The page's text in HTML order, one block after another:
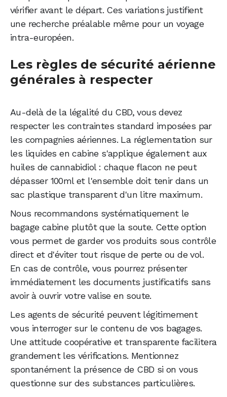
vérifier avant le départ. Ces variations justifient
une recherche préalable même pour un voyage
intra-européen.
Les règles de sécurité aérienne
générales à respecter
Au-delà de la légalité du CBD, vous devez
respecter les contraintes standard imposées par
les compagnies aériennes. La réglementation sur
les liquides en cabine s'applique également aux
huiles de cannabidiol : chaque flacon ne peut
dépasser 100ml et l'ensemble doit tenir dans un
sac plastique transparent d'un litre maximum.
Nous recommandons systématiquement le
bagage cabine plutôt que la soute. Cette option
vous permet de garder vos produits sous contrôle
direct et d'éviter tout risque de perte ou de vol.
En cas de contrôle, vous pourrez présenter
immédiatement les documents justificatifs sans
avoir à ouvrir votre valise en soute.
Les agents de sécurité peuvent légitimement
vous interroger sur le contenu de vos bagages.
Une attitude coopérative et transparente facilitera
grandement les vérifications. Mentionnez
spontanément la présence de CBD si on vous
questionne sur des substances particulières.